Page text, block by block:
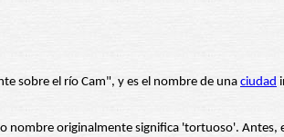
sobre el río Cam", y es el nombre de una ciudad
nombre originalmente significa 'tortuoso'. Antes,